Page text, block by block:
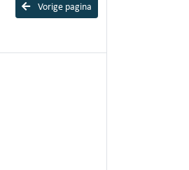
Vorige pagina